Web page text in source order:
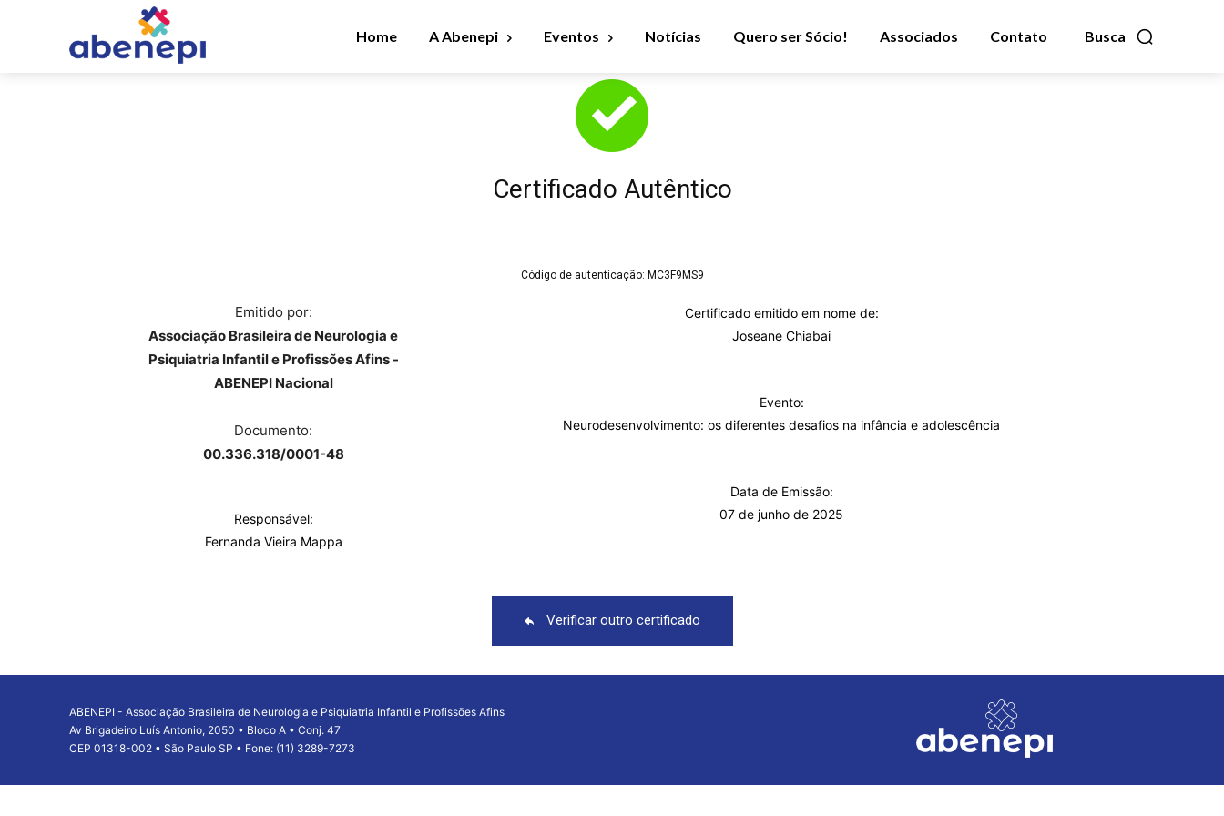
Busca
Home A Abenepi Eventos Notícias Quero ser Sócio! Associados Contato
Certificado Autêntico
Código de autenticação: MC3F9MS9
Emitido por:
Associação Brasileira de Neurologia e
Psiquiatria Infantil e Profissões Afins -
ABENEPI Nacional
Documento:
00.336.318/0001-48
Responsável:
Fernanda Vieira Mappa
Certificado emitido em nome de:
Joseane Chiabai
Evento:
Neurodesenvolvimento: os diferentes desafios na infância e adolescência
Data de Emissão:
07 de junho de 2025
Verificar outro certificado
ABENEPI - Associação Brasileira de Neurologia e Psiquiatria Infantil e Profissões Afins
Av Brigadeiro Luís Antonio, 2050 • Bloco A • Conj. 47
CEP 01318-002 • São Paulo SP • Fone: (11) 3289-7273